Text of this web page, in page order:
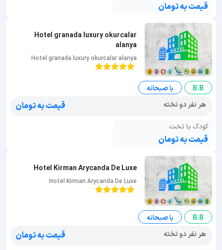
قیمت به تومان
Hotel granada luxury okurcalar
alanya
Hotel granada luxury okurcalar alanya
B.B
با صبحانه
هر نفر دو تخته
قیمت به تومان
کودک با تخت
قیمت به تومان
Hotel Kirman Arycanda De Luxe
Hotel Kirman Arycanda De Luxe
B.B
با صبحانه
هر نفر دو تخته
قیمت به تومان